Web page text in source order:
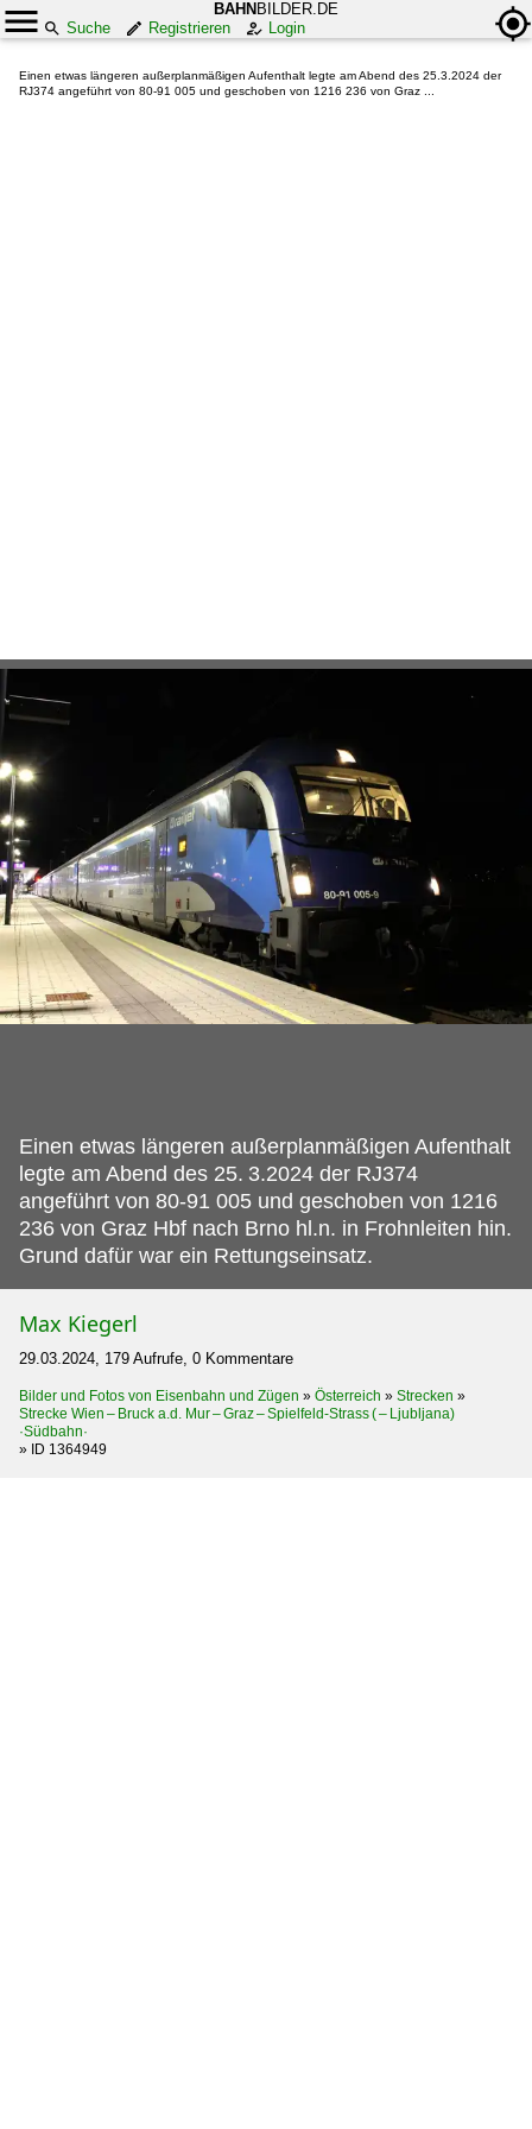
BAHN BILDER.DE
Suche
Registrieren Login
Einen etwas längeren außerplanmäßigen Aufenthalt legte am Abend des 25.3.2024 der
RJ374 angeführt von 80-91 005 und geschoben von 1216 236 von Graz ...
Einen etwas längeren außerplanmäßigen Aufenthalt
legte am Abend des 25. 3.2024 der RJ374
angeführt von 80-91 005 und geschoben von 1216
236 von Graz Hbf nach Brno hl.n. in Frohnleiten hin.
Grund dafür war ein Rettungseinsatz.
Max Kiegerl
29.03.2024, 179 Aufrufe, 0 Kommentare
Bilder und Fotos von Eisenbahn und Zügen » Österreich » Strecken »
Strecke Wien – Bruck a.d. Mur – Graz – Spielfeld-Strass ( – Ljubljana)
·Südbahn·
» ID 1364949